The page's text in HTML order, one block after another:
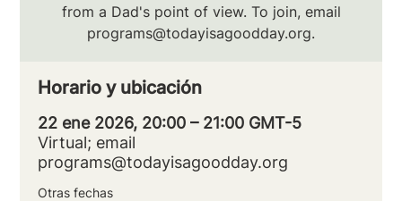
from a Dad's point of view. To join, email
programs@todayisagoodday.org.
Horario y ubicación
22 ene 2026, 20:00 – 21:00 GMT-5
Virtual; email
programs@todayisagoodday.org
Otras fechas